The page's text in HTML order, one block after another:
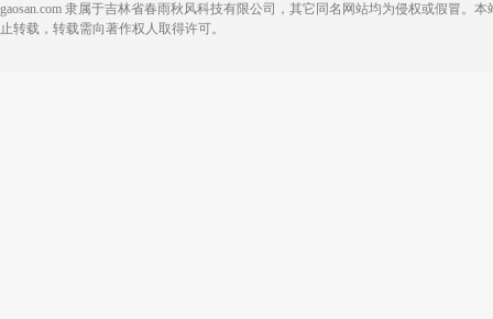
gaosan.com 隶属于吉林省春雨秋风科技有限公司，其它同名网站均为侵权或假冒。本
止转载，转载需向著作权人取得许可。